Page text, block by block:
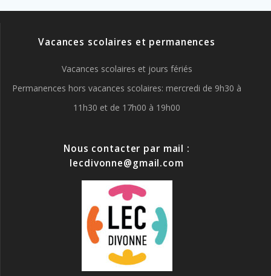
Vacances scolaires et permanences
Vacances scolaires et jours fériés
Permanences hors vacances scolaires: mercredi de 9h30 à
11h30 et de 17h00 à 19h00
Nous contacter par mail :
lecdivonne@gmail.com